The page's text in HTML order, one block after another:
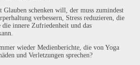
schenken will, der muss zumindest
verbessern, Stress reduzieren, die
innere Zufriedenheit und das
wieder Medienberichte, die von Yoga
und Verletzungen sprechen?